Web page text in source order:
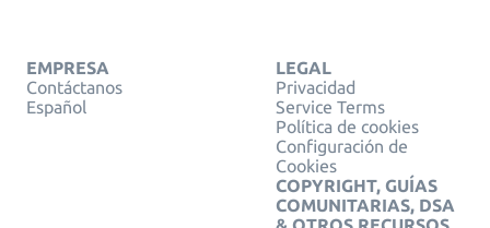
EMPRESA
Contáctanos
Español
LEGAL
Privacidad
Service Terms
Política de cookies
Configuración de
Cookies
COPYRIGHT, GUÍAS
COMUNITARIAS, DSA